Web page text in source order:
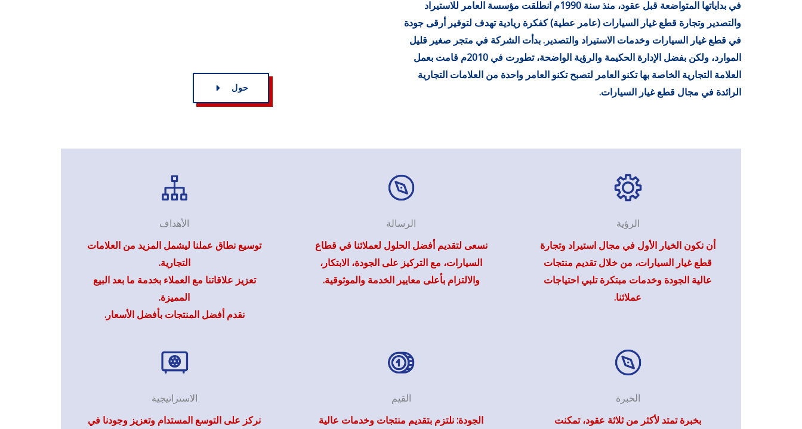
في بداياتها المتواضعة قبل عقود، منذ سنة 1990م انطلقت مؤسسة العامر للاستيراد
والتصدير وتجارة قطع غيار السيارات (عامر عطية) كفكرة ريادية تهدف لتوفير أرقى جودة
في قطع غيار السيارات وخدمات الاستيراد والتصدير. بدأت الشركة في متجر صغير قليل
الموارد، ولكن بفضل الإدارة الحكيمة والرؤية الواضحة، تطورت في 2010م قامت بعمل
العلامة التجارية الخاصة بها تكنو العامر لتصبح تكنو العامر واحدة من العلامات التجارية
الرائدة في مجال قطع غيار السيارات.
حول
الرؤية
أن نكون الخيار الأول في مجال استيراد وتجارة
قطع غيار السيارات، من خلال تقديم منتجات
عالية الجودة وخدمات مبتكرة تلبي احتياجات
عملائنا.
الرسالة
نسعى لتقديم أفضل الحلول لعملائنا في قطاع
السيارات، مع التركيز على الجودة، الابتكار،
والالتزام بأعلى معايير الخدمة والموثوقية.
الأهداف
توسيع نطاق عملنا ليشمل المزيد من العلامات
التجارية.
تعزيز علاقاتنا مع العملاء بخدمة ما بعد البيع
المميزة.
نقدم أفضل المنتجات بأفضل الأسعار.
الخبرة
بخبرة تمتد لأكثر من ثلاثة عقود، تمكنت
القيم
الجودة: نلتزم بتقديم منتجات وخدمات عالية
الاستراتيجية
نركز على التوسع المستدام وتعزيز وجودنا في